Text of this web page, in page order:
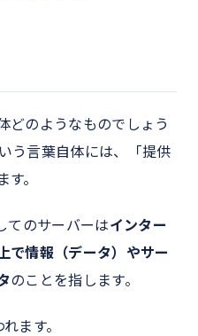
どのようなものでしょう
う言葉自体には、「提供
。
てのサーバーはインター
で情報（データ）やサー
のことを指します。
ます。